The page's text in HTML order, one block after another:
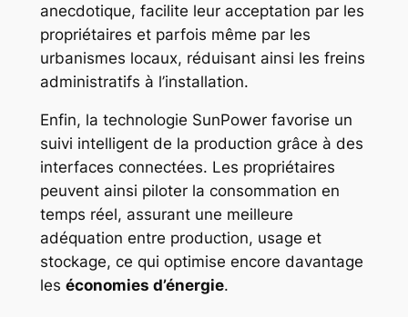
anecdotique, facilite leur acceptation par les
propriétaires et parfois même par les
urbanismes locaux, réduisant ainsi les freins
administratifs à l’installation.
Enfin, la technologie SunPower favorise un
suivi intelligent de la production grâce à des
interfaces connectées. Les propriétaires
peuvent ainsi piloter la consommation en
temps réel, assurant une meilleure
adéquation entre production, usage et
stockage, ce qui optimise encore davantage
les économies d’énergie.